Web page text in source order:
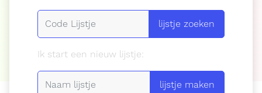
lijstje zoeken
Ik start een nieuw lijstje:
lijstje maken